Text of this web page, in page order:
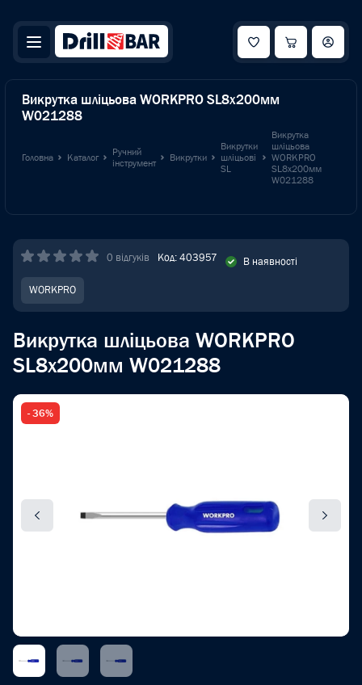
Викрутка шліцьова WORKPRO SL8x200мм
W021288
Головна Каталог
Ручний
інструмент
Викрутки
Викрутки
шліцьові
SL
Викрутка
шліцьова
WORKPRO
SL8x200мм
W021288
0 відгуків Код: 403957 В наявності
WORKPRO
Викрутка шліцьова WORKPRO
SL8x200мм W021288
- 36%